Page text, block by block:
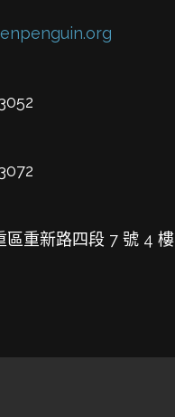
區重新路四段 7 號 4 樓